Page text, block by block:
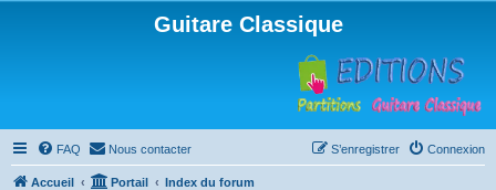
Guitare Classique
FAQ Nous contacter Connexion
S’enregistrer
Accueil Portail Index du forum